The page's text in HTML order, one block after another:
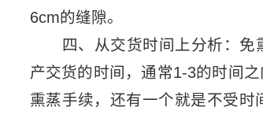
6cm的缝隙。
四、从交货时间上分析：免
产交货的时间，通常1-3的时间
熏蒸手续，还有一个就是不受